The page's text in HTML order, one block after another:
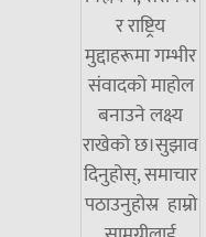
र राष्ट्रिय
मुद्दाहरूमा गम्भीर
संवादको माहोल
बनाउने लक्ष्य
राखेको छ।सुझाव
दिनुहोस्, समाचार
पठाउनुहोस्र हाम्रो